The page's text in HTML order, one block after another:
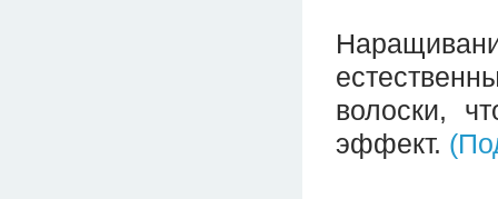
волоски,
эффект.